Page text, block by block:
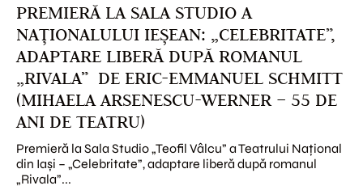
PREMIERĂ LA SALA STUDIO A
NAȚIONALULUI IEȘEAN: „CELEBRITATE”,
ADAPTARE LIBERĂ DUPĂ ROMANUL
„RIVALA” DE ERIC-EMMANUEL SCHMITT
(MIHAELA ARSENESCU-WERNER – 55 DE
ANI DE TEATRU)
Premieră la Sala Studio „Teofil Vâlcu” a Teatrului Național
din Iași – „Celebritate”, adaptare liberă după romanul
„Rivala”...